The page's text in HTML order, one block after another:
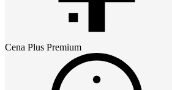
Cena Plus Premium